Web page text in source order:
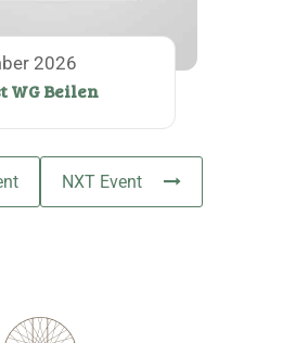
2026
WG Beilen
NXT Event